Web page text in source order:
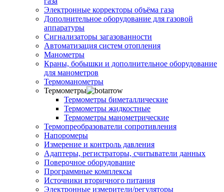
Электронные корректоры объёма газа
Дополнительное оборудование для газовой
аппаратуры
Сигнализаторы загазованности
Автоматизация систем отопления
Манометры
Краны, бобышки и дополнительное оборудование
для манометров
Термоманометры
Термометры
Термометры биметаллические
Термометры жидкостные
Термометры манометрические
Термопреобразователи сопротивления
Напоромеры
Измерение и контроль давления
Адаптеры, регистраторы, считыватели данных
Поверочное оборудование
Программные комплексы
Источники вторичного питания
Электронные измерители/регуляторы